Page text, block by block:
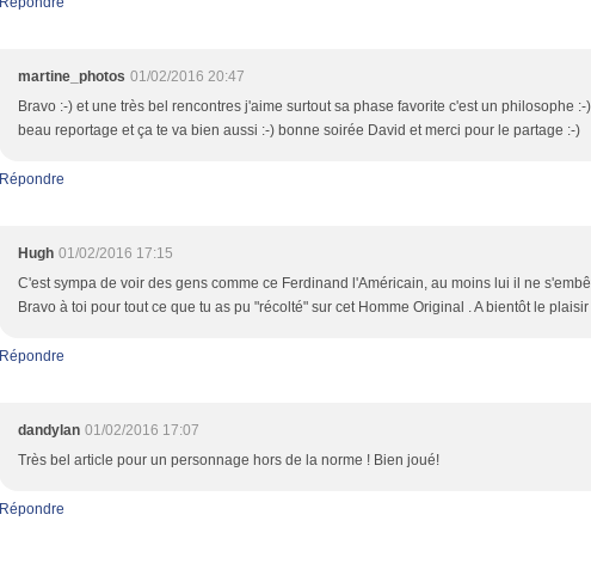
martine_photos 01/02/2016 20:47
Bravo :-) et une très bel rencontres j'aime surtout sa phase favorite c'est un philosophe
beau reportage et ça te va bien aussi :-) bonne soirée David et merci pour le partage :-)
Répondre
Hugh 01/02/2016 17:15
C'est sympa de voir des gens comme ce Ferdinand l'Américain, au moins lui il ne
Bravo à toi pour tout ce que tu as pu "récolté" sur cet Homme Original . A bientôt le
Répondre
dandylan 01/02/2016 17:07
Très bel article pour un personnage hors de la norme ! Bien joué!
Répondre